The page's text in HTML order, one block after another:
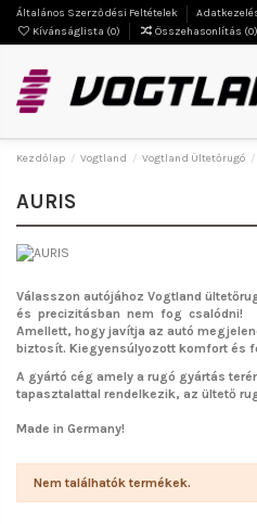
Általános Szerződési Feltételek
Kívánságlista (0) Összehasonlítás (0)
Kezdőlap Vogtland Vogtland Ültetőrugó
AURIS
Válasszon autójához Vogtland
és precizitásban nem fog csalódni!
Amellett, hogy javítja az autó
biztosít. Kiegyensúlyozott komfort és
A gyártó cég amely a rugó gyártás
tapasztalattal rendelkezik, az ültető
Made in Germany!
Nem találhatók termékek.